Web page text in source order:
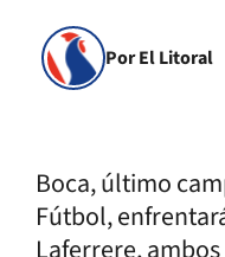
Por El Litoral
Boca, último
Fútbol,